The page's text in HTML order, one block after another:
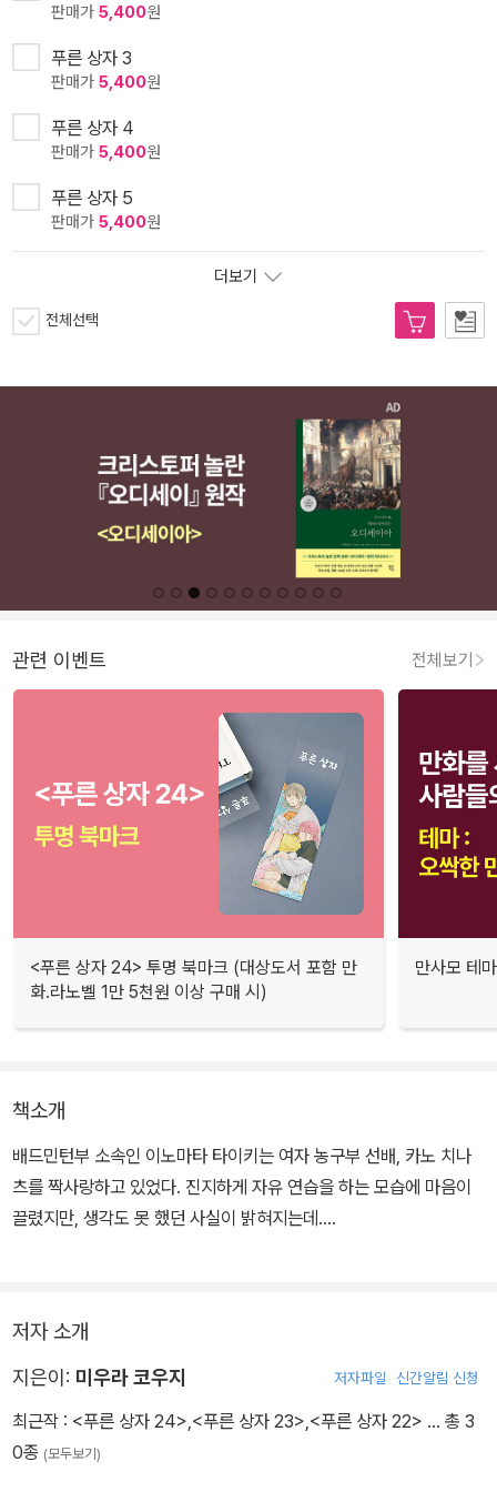
판매가 5,400원
푸른 상자 3
판매가 5,400원
푸른 상자 4
판매가 5,400원
푸른 상자 5
판매가 5,400원
더보기
전체선택
관련 이벤트 전체보기
<푸른 상자 24> 투명 북마크 (대상도서 포함 만
화.라노벨 1만 5천원 이상 구매 시)
만사모 테
책소개
배드민턴부 소속인 이노마타 타이키는 여자 농구부 선배, 카노 치나
츠를 짝사랑하고 있었다. 진지하게 자유 연습을 하는 모습에 마음이
끌렸지만, 생각도 못 했던 사실이 밝혀지는데….
저자 소개
지은이: 미우라 코우지 저자파일 신간알림 신청
최근작 : <푸른 상자 24> <푸른 상자 23> <푸른 상자 22> … 총 3
0종 (모두보기)